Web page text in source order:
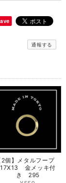
通報する
2個】メタルフープ
17X13 金メッキ付
き 295